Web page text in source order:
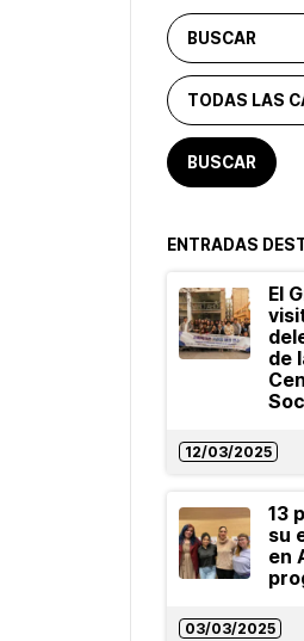
ENTRADAS
El
de
12/03/2025
13
su
en
03/03/2025